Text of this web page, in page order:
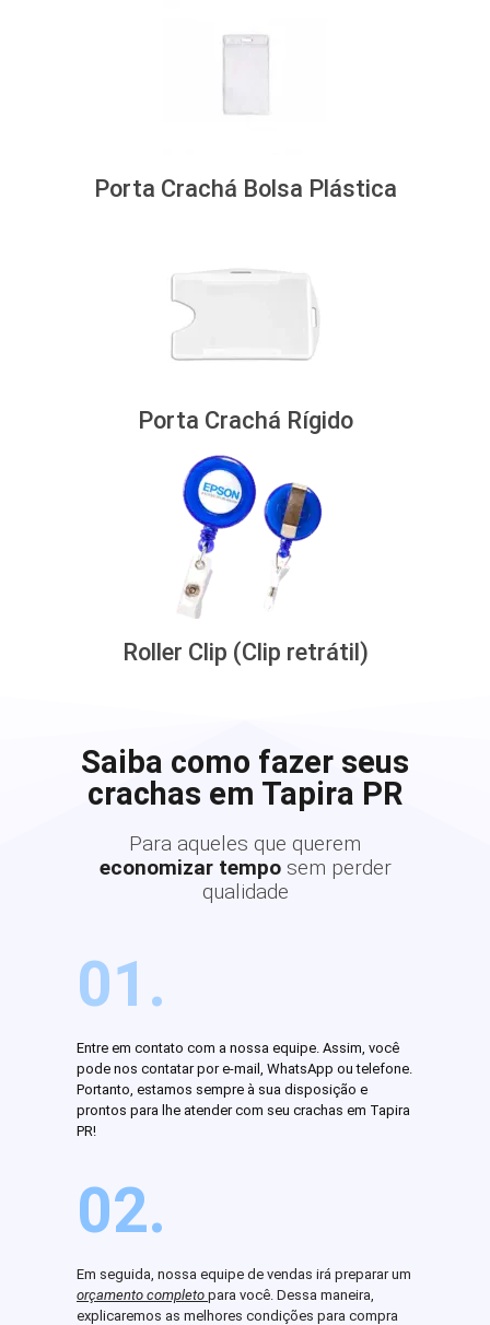
Porta Crachá Bolsa Plástica
Porta Crachá Rígido
Roller Clip (Clip retrátil)
Saiba como fazer seus
crachas em Tapira PR
Para aqueles que querem
economizar tempo sem perder
qualidade
01.
Entre em contato com a nossa equipe. Assim, você
pode nos contatar por e-mail, WhatsApp ou telefone.
Portanto, estamos sempre à sua disposição e
prontos para lhe atender com seu crachas em Tapira
PR!
02.
Em seguida, nossa equipe de vendas irá preparar um
orçamento completo para você. Dessa maneira,
explicaremos as melhores condições para compra